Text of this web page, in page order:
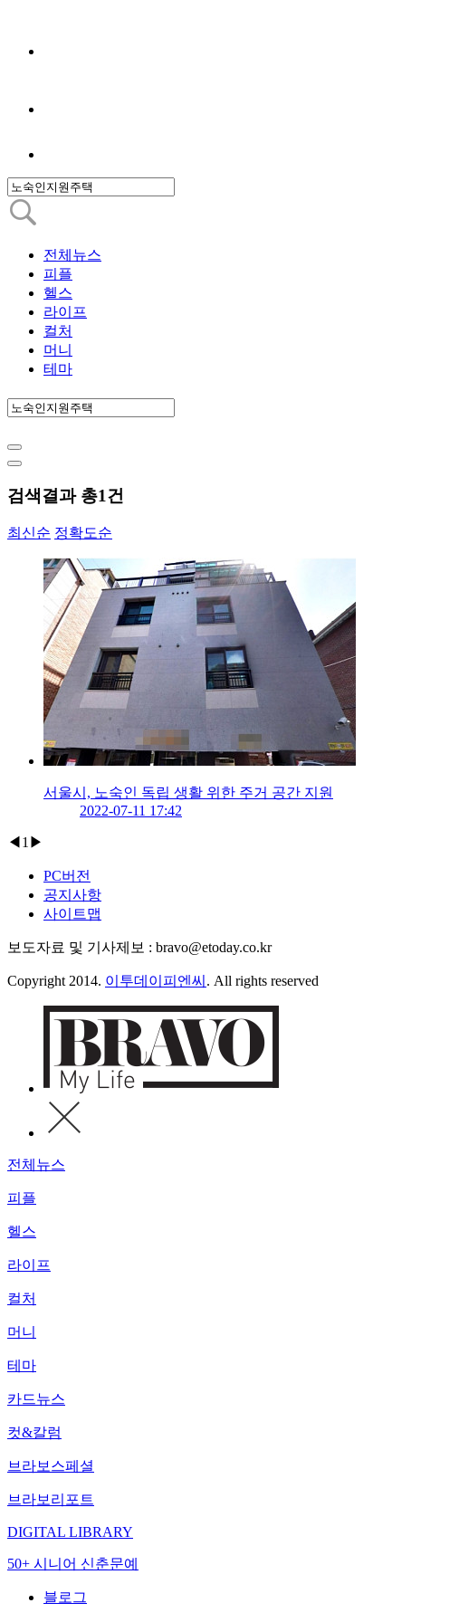
전체뉴스
피플
헬스
라이프
컬처
머니
테마
검색결과 총1건
최신순 정확도순
서울시, 노숙인 독립 생활 위한 주거 공간 지원
2022-07-11 17:42
◀ 1 ▶
PC버전
공지사항
사이트맵
보도자료 및 기사제보 : bravo@etoday.co.kr
Copyright 2014. 이투데이피엔씨 . All rights reserved
전체뉴스
피플
헬스
라이프
컬처
머니
테마
카드뉴스
컷&칼럼
브라보스페셜
브라보리포트
DIGITAL LIBRARY
50+ 시니어 신춘문예
블로그